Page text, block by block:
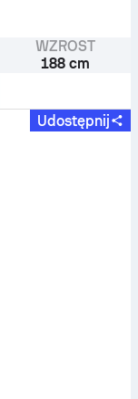
WZROST
188 cm
Udostępnij